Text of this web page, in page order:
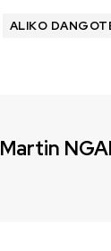
ALIKO
Martin